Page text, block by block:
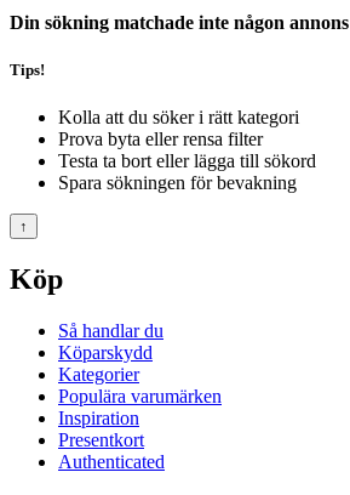
Din sökning matchade inte någon annons
Tips!
Kolla att du söker i rätt kategori
Prova byta eller rensa filter
Testa ta bort eller lägga till sökord
Spara sökningen för bevakning
↑
Köp
Så handlar du
Köparskydd
Kategorier
Populära varumärken
Inspiration
Presentkort
Authenticated